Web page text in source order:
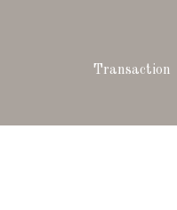
transaction